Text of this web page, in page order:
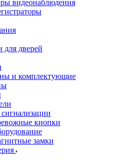
видеонаблюдения
для дверей
и комплектующие
кнопки
замки